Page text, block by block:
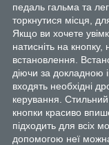
педаль гальма та
торкнутися місця,
Якщо ви хочете
натисніть на
встановлення.
діючи за докладною
входять необхідні
керування.
кнопки красиво
підходить для всіх
допомогою неї